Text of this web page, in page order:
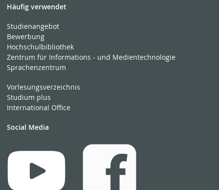
Häufig verwendet
Studienangebot
Bewerbung
Hochschulbibliothek
Zentrum für Informations - und Medientechnologie
Sprachenzentrum
Vorlesungsverzeichnis
Studium plus
International Office
Social Media